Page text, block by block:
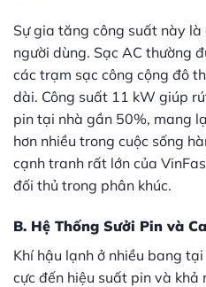
Sự gia tăng công suất này
người dùng. Sạc AC thường
các trạm sạc công cộng đô
dài. Công suất 11 kW giúp
pin tại nhà gần 50%, mang
hơn nhiều trong cuộc sống
cạnh tranh rất lớn của
đối thủ trong phân khúc.
B. Hệ Thống Sưởi Pin và
Khí hậu lạnh ở nhiều bang
cực đến hiệu suất pin và